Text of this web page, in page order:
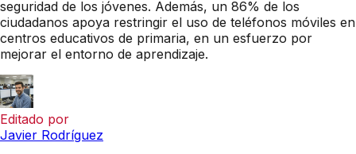
seguridad de los jóvenes. Además, un 86% de los
ciudadanos apoya restringir el uso de teléfonos móviles en
centros educativos de primaria, en un esfuerzo por
mejorar el entorno de aprendizaje.
Editado por
Javier Rodríguez